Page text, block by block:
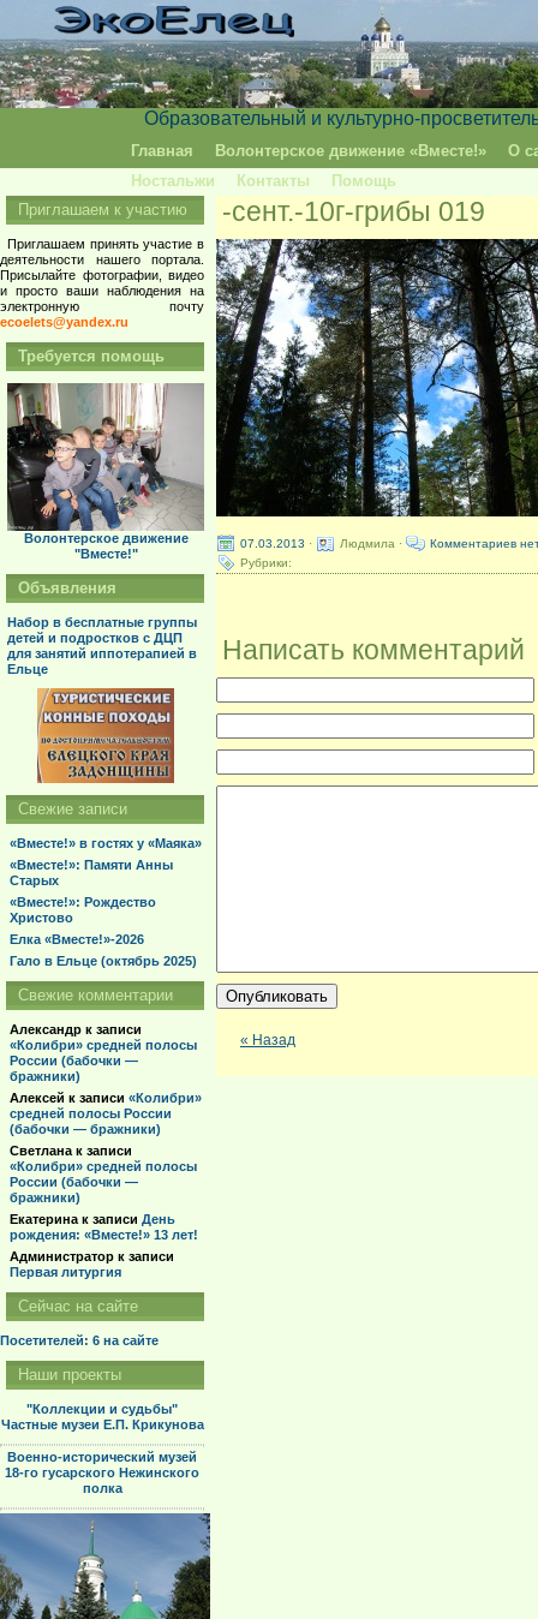
Образовательный и культурно-
Главная Волонтерское движение «Вместе!»
О
Ностальжи
Контакты Помощь
-сент.-10г-грибы 019
07.03.2013 · Людмила ·
Комментариев
Рубрики:
Написать комментарий
« Назад
Приглашаем к участию
Приглашаем принять участие в
деятельности нашего портала.
Присылайте фотографии, видео
и просто ваши наблюдения на
электронную почту
ecoelets@yandex.ru
Требуется помощь
Волонтерское движение
"Вместе!"
Объявления
Набор в бесплатные группы
детей и подростков с ДЦП
для занятий иппотерапией в
Ельце
Свежие записи
«Вместе!» в гостях у «Маяка»
«Вместе!»: Памяти Анны
Старых
«Вместе!»: Рождество
Христово
Елка «Вместе!»-2026
Гало в Ельце (октябрь 2025)
Свежие комментарии
Александр к записи
«Колибри» средней полосы
России (бабочки —
бражники)
Алексей к записи «Колибри»
средней полосы России
(бабочки — бражники)
Светлана к записи
«Колибри» средней полосы
России (бабочки —
бражники)
Екатерина к записи День
рождения: «Вместе!» 13 лет!
Администратор к записи
Первая литургия
Сейчас на сайте
Посетителей: 6 на сайте
Наши проекты
"Коллекции и судьбы"
Частные музеи Е.П. Крикунова
Военно-исторический музей
18-го гусарского Нежинского
полка